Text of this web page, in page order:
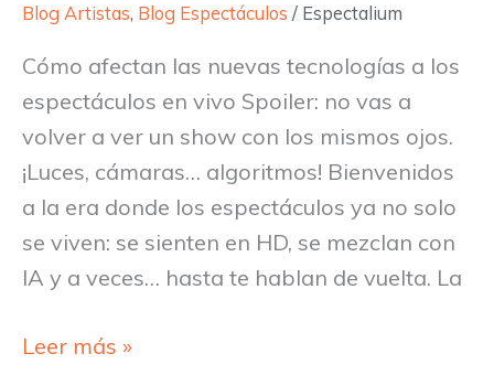
Blog Artistas, Blog Espectáculos / Espectalium
Cómo afectan las nuevas tecnologías a los
espectáculos en vivo Spoiler: no vas a
volver a ver un show con los mismos ojos.
¡Luces, cámaras… algoritmos! Bienvenidos
a la era donde los espectáculos ya no solo
se viven: se sienten en HD, se mezclan con
IA y a veces… hasta te hablan de vuelta. La
Leer más »